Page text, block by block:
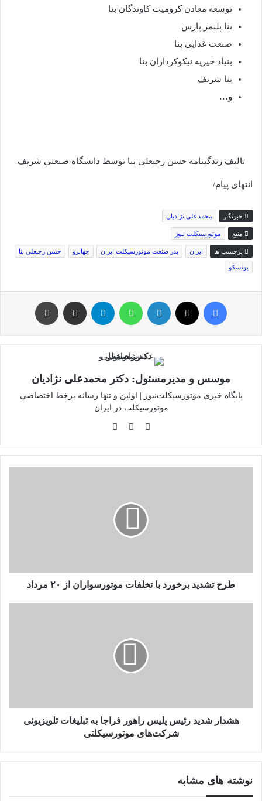
توسعه معادن كروميت كاوندگان بنا
بنا پلیمر پارس
صنعت غذایی بنا
بنیاد خیریه نیکوکرداران بنا
بنا شریف
و…
تالیف زندگینامه حسن رجبعلی بنا توسط دانشگاه صنعتی شریف
انتهای پیام/
خبرنگار محمدعلی نژادیان
منبع موتورسیکلت نیوز
برچسب ها ایران پدر صنعت موتورسیکلت ایران جهانرو حسن رجبعلی بنا
یونسکو
فیس بوک لینکدین تلگرام اشتراک گذاری از طریق ایمیل
موسس و مدیرمسئول: دکتر محمدعلی نژادیان
پایگاه خبری موتورسیکلت‌نیوز | اولین و تنها رسانه برخط اختصاصی
موتورسیکلت در ایران
وبسایتلینکدین
مرداد
طرح تشدید برخورد با تخلفات موتورسواران از ۲۰ مرداد
شرکت‌های
موتورسیکلتی
هشدار شدید رئیس پلیس راهور فراجا به تبلیغات تلویزیونی
شرکت‌های موتورسیکلتی
نوشته های مشابه